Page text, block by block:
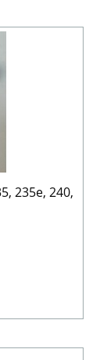
235е, 240,